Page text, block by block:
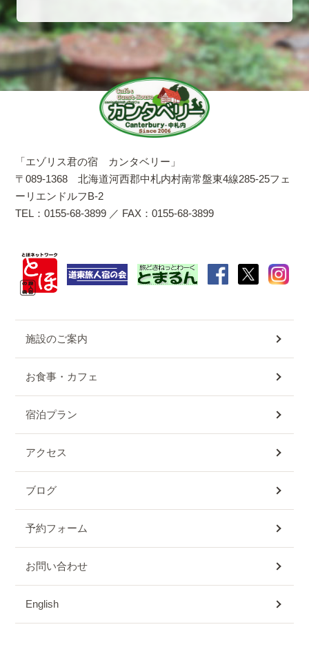
「エゾリス君の宿 カンタベリー」
〒089-1368 北海道河西郡中札内村南常盤東4線285-25フェ
ーリエンドルフB-2
TEL：0155-68-3899 ／ FAX：0155-68-3899
施設のご案内
お食事・カフェ
宿泊プラン
アクセス
ブログ
予約フォーム
お問い合わせ
English